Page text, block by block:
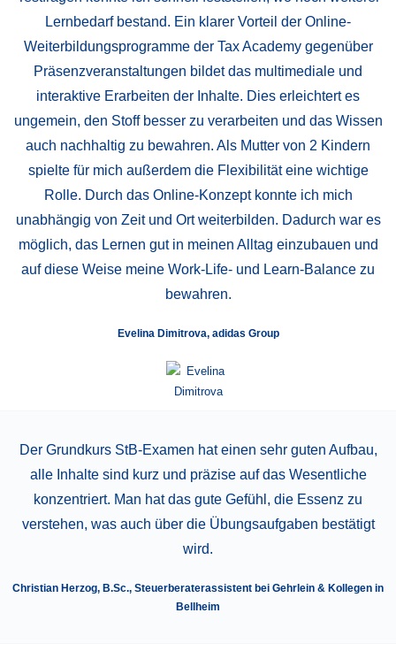
Lernbedarf bestand. Ein klarer Vorteil der Online-
Weiterbildungsprogramme der Tax Academy gegenüber
Präsenzveranstaltungen bildet das multimediale und
interaktive Erarbeiten der Inhalte. Dies erleichtert es
ungemein, den Stoff besser zu verarbeiten und das Wissen
auch nachhaltig zu bewahren. Als Mutter von 2 Kindern
spielte für mich außerdem die Flexibilität eine wichtige
Rolle. Durch das Online-Konzept konnte ich mich
unabhängig von Zeit und Ort weiterbilden. Dadurch war es
möglich, das Lernen gut in meinen Alltag einzubauen und
auf diese Weise meine Work-Life- und Learn-Balance zu
bewahren.
Evelina Dimitrova, adidas Group
Der Grundkurs StB-Examen hat einen sehr guten Aufbau,
alle Inhalte sind kurz und präzise auf das Wesentliche
konzentriert. Man hat das gute Gefühl, die Essenz zu
verstehen, was auch über die Übungsaufgaben bestätigt
wird.
Christian Herzog, B.Sc., Steuerberaterassistent bei Gehrlein & Kollegen in
Bellheim